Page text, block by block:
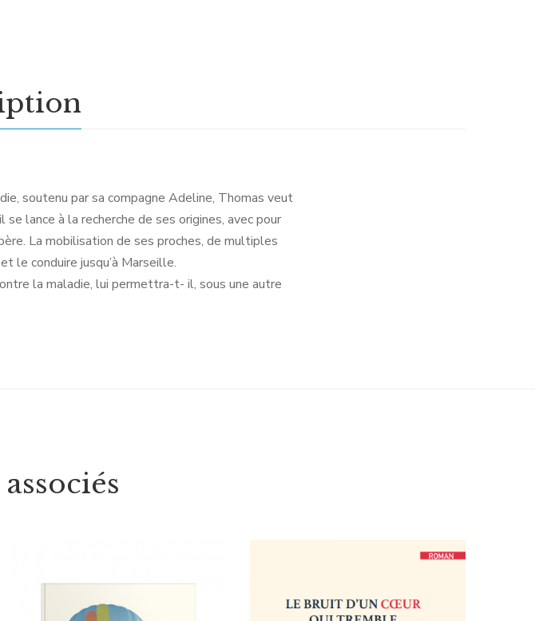
soutenu par sa compagne Adeline, Thomas veut
lance à la recherche de ses origines, avec pour
La mobilisation de ses proches, de multiples
le conduire jusqu’à Marseille.
la maladie, lui permettra-t- il, sous une autre